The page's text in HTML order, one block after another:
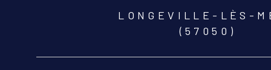
LONGEVILLE-LÈS-
(57050)